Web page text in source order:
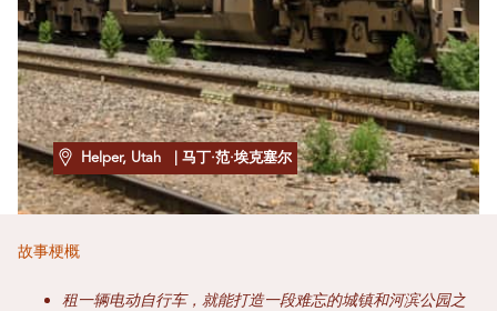
Helper, Utah | 马丁·范·埃克塞尔
故事梗概
租一辆电动自行车，就能打造一段难忘的城镇和河滨公园之